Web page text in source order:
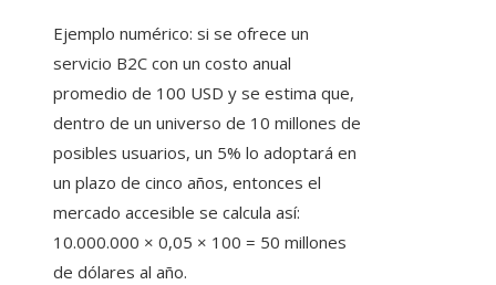
Ejemplo numérico: si se ofrece un
servicio B2C con un costo anual
promedio de 100 USD y se estima que,
dentro de un universo de 10 millones de
posibles usuarios, un 5% lo adoptará en
un plazo de cinco años, entonces el
mercado accesible se calcula así:
10.000.000 × 0,05 × 100 = 50 millones
de dólares al año.